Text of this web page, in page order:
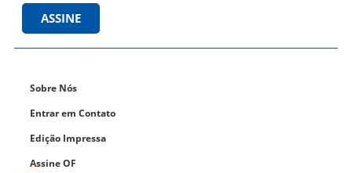
ASSINE
Sobre Nós
Entrar em Contato
Edição Impressa
Assine OF